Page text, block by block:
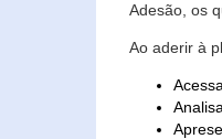
Adesão, os
Ao aderir à